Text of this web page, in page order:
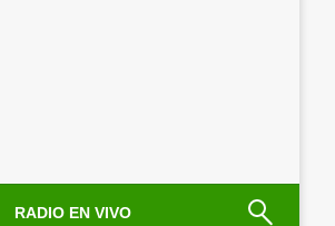
RADIO EN VIVO